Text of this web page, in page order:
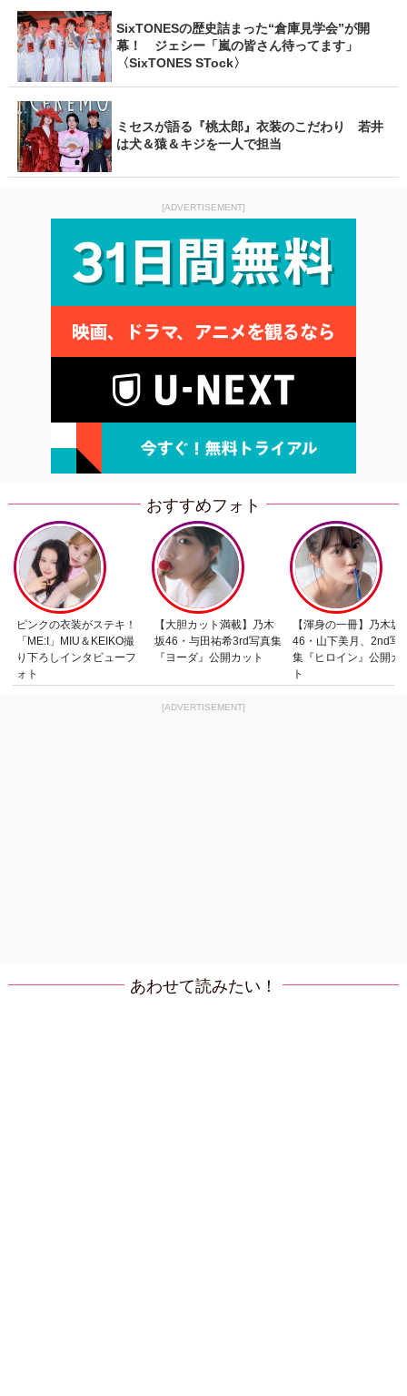
SixTONESの歴史詰まった“倉庫見学会”が開
幕！ ジェシー「嵐の皆さん待ってます」
〈SixTONES STock〉
ミセスが語る『桃太郎』衣装のこだわり 若井
は犬＆猿＆キジを一人で担当
[ADVERTISEMENT]
おすすめフォト
ピンクの衣装がステキ！
「ME:I」MIU＆KEIKO撮
り下ろしインタビューフ
ォト
【大胆カット満載】乃木
坂46・与田祐希3rd写真集
『ヨーダ』公開カット
【渾身の一冊】乃木坂
46・山下美月、2nd写
集『ヒロイン』公開カ
ト
[ADVERTISEMENT]
あわせて読みたい！